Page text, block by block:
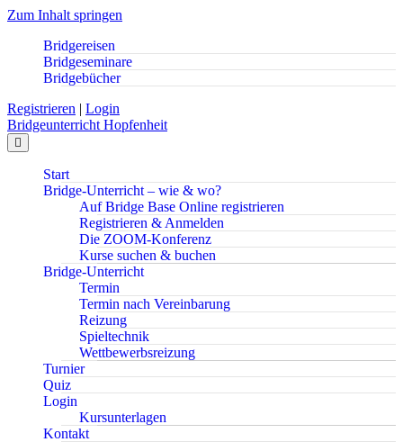
Zum Inhalt springen
Bridgereisen
Bridgeseminare
Bridgebücher
Registrieren | Login
Bridgeunterricht Hopfenheit
Start
Bridge-Unterricht – wie & wo?
Auf Bridge Base Online registrieren
Registrieren & Anmelden
Die ZOOM-Konferenz
Kurse suchen & buchen
Bridge-Unterricht
Termin
Termin nach Vereinbarung
Reizung
Spieltechnik
Wettbewerbsreizung
Turnier
Quiz
Login
Kursunterlagen
Kontakt